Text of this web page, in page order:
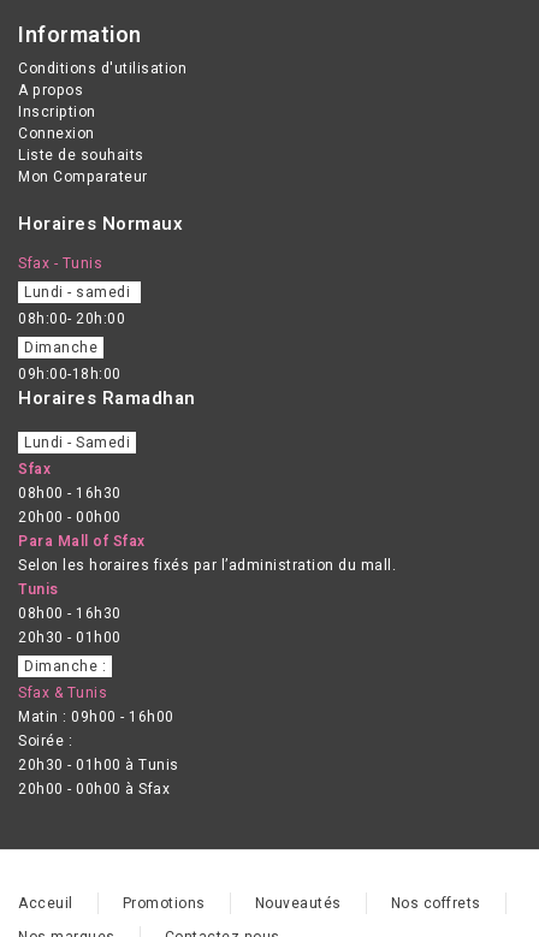
Information
Conditions d'utilisation
A propos
Inscription
Connexion
Liste de souhaits
Mon Comparateur
Horaires Normaux
Sfax - Tunis
Lundi - samedi
08h:00- 20h:00
Dimanche
09h:00-18h:00
Horaires Ramadhan
Lundi - Samedi
Sfax
08h00 - 16h30
20h00 - 00h00
Para Mall of Sfax
Selon les horaires fixés par l’administration du mall.
Tunis
08h00 - 16h30
20h30 - 01h00
Dimanche :
Sfax & Tunis
Matin : 09h00 - 16h00
Soirée :
20h30 - 01h00 à Tunis
20h00 - 00h00 à Sfax
Acceuil Promotions Nouveautés
Nos coffrets